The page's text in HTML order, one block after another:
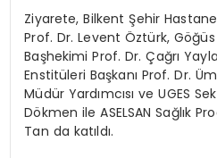
Ziyarete, Bilkent Şehir
Prof. Dr. Levent Öztürk,
Başhekimi Prof. Dr. Çağrı
Enstitüleri Başkanı Prof. Dr.
Müdür Yardımcısı ve UGES
Dökmen ile ASELSAN Sağlık
Tan da katıldı.